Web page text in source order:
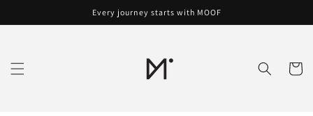
Every journey starts with MOOF
Cart